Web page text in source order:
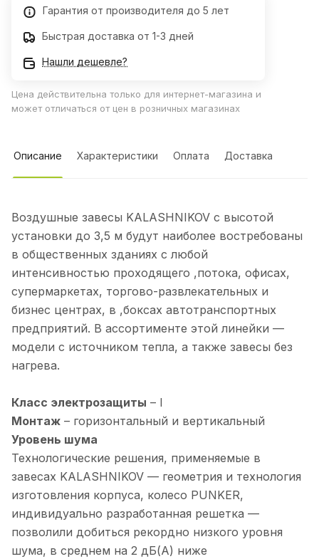
Гарантия от производителя до 5 лет
Быстрая доставка от 1-3 дней
Нашли дешевле?
Цена действительна только для интернет-магазина и
может отличаться от цен в розничных магазинах
Описание Характеристики Оплата Доставка
Воздушные завесы KALASHNIKOV с высотой
установки до 3,5 м будут наиболее востребованы
в общественных зданиях с любой
интенсивностью проходящего ,потока, офисах,
супермаркетах, торгово-развлекательных и
бизнес центрах, в ,боксах автотранспортных
предприятий. В ассортименте этой линейки —
модели с источником тепла, а также завесы без
нагрева.
Класс электрозащиты – I
Монтаж – горизонтальный и вертикальный
Уровень шума
Технологические решения, применяемые в
завесах KALASHNIKOV — геометрия и технология
изготовления корпуса, колесо PUNKER,
индивидуально разработанная решетка —
позволили добиться рекордно низкого уровня
шума, в среднем на 2 дБ(А) ниже